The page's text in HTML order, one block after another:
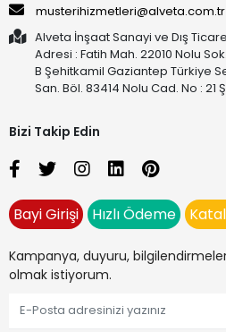
musterihizmetleri@alveta.com.tr
Alveta İnşaat Sanayi ve Dış
Adresi : Fatih Mah. 22010 Nolu
B Şehitkamil Gaziantep Türkiye
San. Böl. 83414 Nolu Cad. No :
Bizi Takip Edin
Bayi Girişi Hızlı Ödeme
Kampanya, duyuru,
olmak istiyorum.